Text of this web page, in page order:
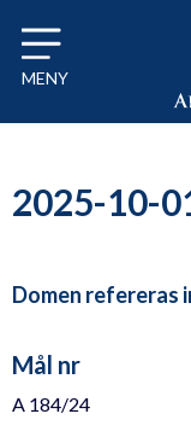
Till innehåll på
MENY
2025-10-
Domen refereras
Mål nr
A 184/24